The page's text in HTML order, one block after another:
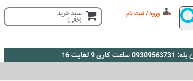
ورود / ثبت نام سبد خرید
(خالی)